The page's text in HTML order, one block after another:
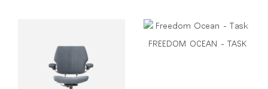
FREEDOM OCEAN - TASK